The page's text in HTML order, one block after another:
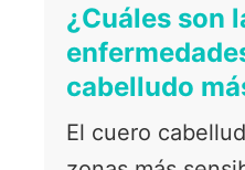
¿Cuáles son
cabelludo
El cuero